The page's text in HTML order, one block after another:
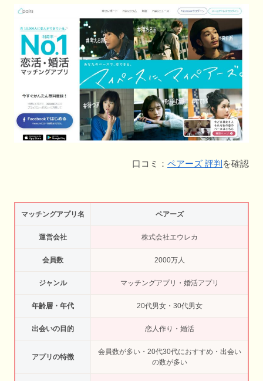
口コミ： ペアーズ 評判 を確認
マッチングアプリ名 ペアーズ
運営会社 株式会社エウレカ
会員数 2000万人
ジャンル マッチングアプリ・婚活アプリ
年齢層・年代 20代男女・30代男女
出会いの目的 恋人作り・婚活
アプリの特徴
会員数が多い・20代30代におすすめ・出会い
の数が多い